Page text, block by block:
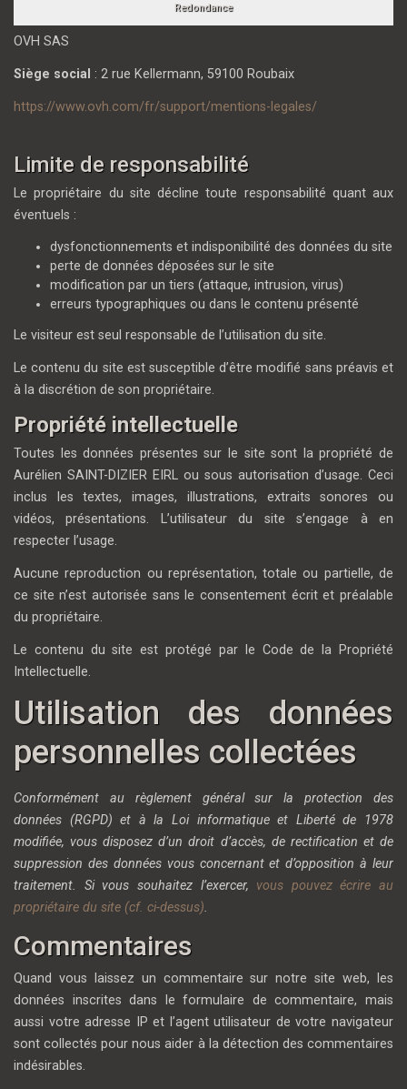
Redondance
OVH SAS
Siège social : 2 rue Kellermann, 59100 Roubaix
https://www.ovh.com/fr/support/mentions-legales/
Limite de responsabilité
Le propriétaire du site décline toute responsabilité quant aux
éventuels :
dysfonctionnements et indisponibilité des données du site
perte de données déposées sur le site
modification par un tiers (attaque, intrusion, virus)
erreurs typographiques ou dans le contenu présenté
Le visiteur est seul responsable de l’utilisation du site.
Le contenu du site est susceptible d’être modifié sans préavis et
à la discrétion de son propriétaire.
Propriété intellectuelle
Toutes les données présentes sur le site sont la propriété de
Aurélien SAINT-DIZIER EIRL ou sous autorisation d’usage. Ceci
inclus les textes, images, illustrations, extraits sonores ou
vidéos, présentations. L’utilisateur du site s’engage à en
respecter l’usage.
Aucune reproduction ou représentation, totale ou partielle, de
ce site n’est autorisée sans le consentement écrit et préalable
du propriétaire.
Le contenu du site est protégé par le Code de la Propriété
Intellectuelle.
Utilisation des données
personnelles collectées
Conformément au règlement général sur la protection des
données (RGPD) et à la Loi informatique et Liberté de 1978
modifiée, vous disposez d’un droit d’accès, de rectification et de
suppression des données vous concernant et d’opposition à leur
traitement. Si vous souhaitez l’exercer, vous pouvez écrire au
propriétaire du site (cf. ci-dessus).
Commentaires
Quand vous laissez un commentaire sur notre site web, les
données inscrites dans le formulaire de commentaire, mais
aussi votre adresse IP et l’agent utilisateur de votre navigateur
sont collectés pour nous aider à la détection des commentaires
indésirables.